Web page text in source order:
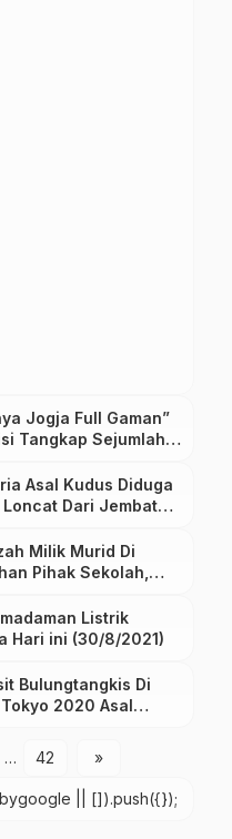
Jogja Full Gaman”
Tangkap Sejumlah
Asal Kudus Diduga
Dari Jembatan
Milik Murid Di
Pihak Sekolah,
Listrik
Hari ini (30/8/2021)
Bulungtangkis Di
2020 Asal
… 42 »
|| []).push({});